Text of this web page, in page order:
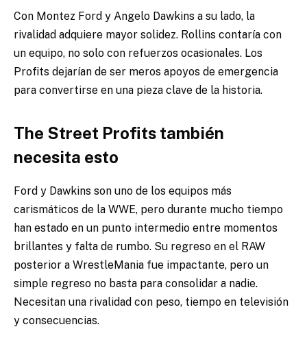
Con Montez Ford y Angelo Dawkins a su lado, la
rivalidad adquiere mayor solidez. Rollins contaría con
un equipo, no solo con refuerzos ocasionales. Los
Profits dejarían de ser meros apoyos de emergencia
para convertirse en una pieza clave de la historia.
The Street Profits también
necesita esto
Ford y Dawkins son uno de los equipos más
carismáticos de la WWE, pero durante mucho tiempo
han estado en un punto intermedio entre momentos
brillantes y falta de rumbo. Su regreso en el RAW
posterior a WrestleMania fue impactante, pero un
simple regreso no basta para consolidar a nadie.
Necesitan una rivalidad con peso, tiempo en televisión
y consecuencias.